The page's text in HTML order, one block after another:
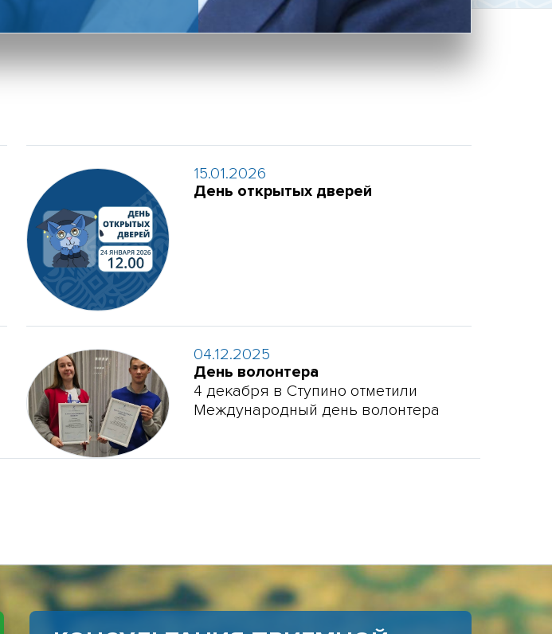
15.01.2026
День открытых дверей
04.12.2025
День волонтера
4 декабря в Ступино отметили
Международный день волонтера